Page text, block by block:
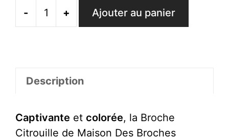
-
quantité
+ Ajouter au panier
Description
Captivante et colorée, la Broche
Citrouille de Maison Des Broches